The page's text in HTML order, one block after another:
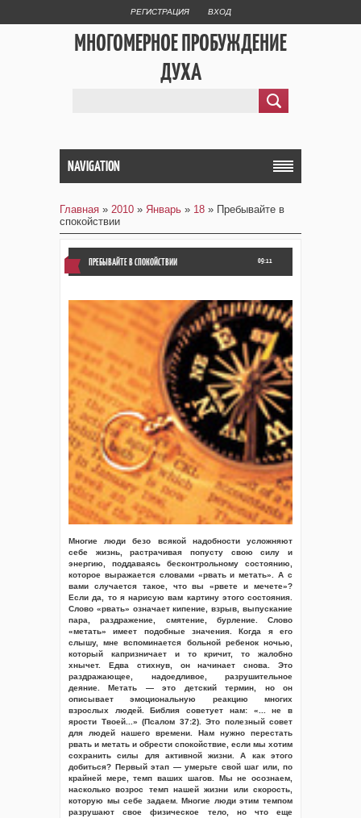
РЕГИСТРАЦИЯ ВХОД
МНОГОМЕРНОЕ ПРОБУЖДЕНИЕ
ДУХА
NAVIGATION
Главная » 2010 » Январь » 18 » Пребывайте в
спокойствии
09:11
ПРЕБЫВАЙТЕ В СПОКОЙСТВИИ
Многие люди безо всякой надобности усложняют
себе жизнь, растрачивая попусту свою силу и
энергию, поддаваясь бесконтрольному состоянию,
которое выражается словами «рвать и метать». А с
вами случается такое, что вы «рвете и мечете»?
Если да, то я нарисую вам картину этого состояния.
Слово «рвать» означает кипение, взрыв, выпускание
пара, раздражение, смятение, бурление. Слово
«метать» имеет подобные значения. Когда я его
слышу, мне вспоминается больной ребенок ночью,
который капризничает и то кричит, то жалобно
хнычет. Едва стихнув, он начинает снова. Это
раздражающее, надоедливое, разрушительное
деяние. Метать — это детский термин, но он
описывает эмоциональную реакцию многих
взрослых людей. Библия советует нам: «... не в
ярости Твоей...» (Псалом 37:2). Это полезный совет
для людей нашего времени. Нам нужно перестать
рвать и метать и обрести спокойствие, если мы хотим
сохранить силы для активной жизни. А как этого
добиться? Первый этап — умерьте свой шаг или, по
крайней мере, темп ваших шагов. Мы не осознаем,
насколько возрос темп нашей жизни или скорость,
которую мы себе задаем. Многие люди этим темпом
разрушают свое физическое тело, но что еще